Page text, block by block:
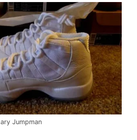
Jumpman